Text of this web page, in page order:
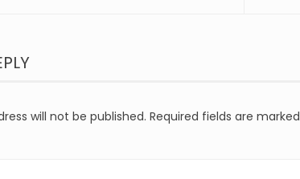
will not be published. Required fields are marked